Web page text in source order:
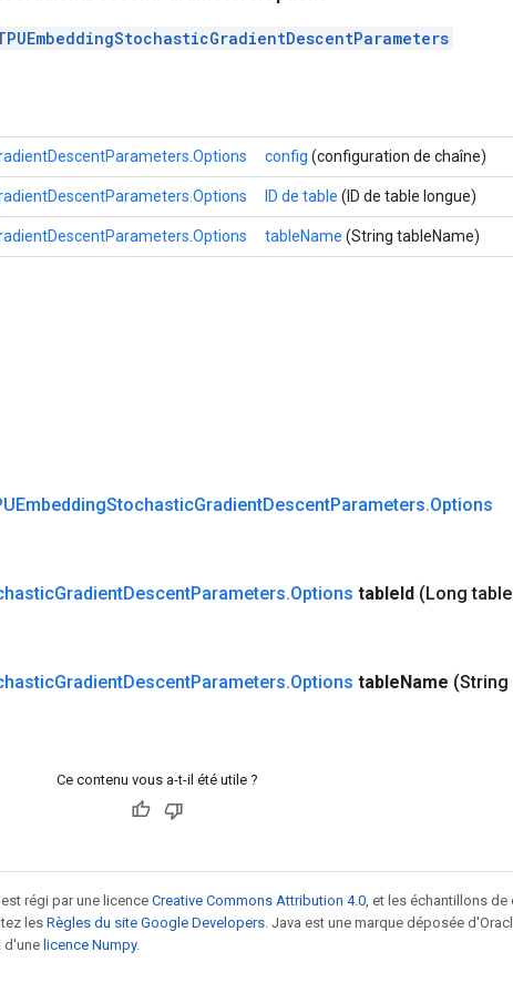
config (configuration de chaîne)
ID de table (ID de table longue)
tableName (String tableName)
StochasticGradientDescentParameters.Options
GradientDescentParameters.Options tableId (Long table
GradientDescentParameters.Options tableName (String
Ce contenu vous a-t-il été utile ?
régi par une licence Creative Commons Attribution 4.0 , et les échantillons
lesRègles du site Google Developers . Java est une marque déposée
d'une licence Numpy.